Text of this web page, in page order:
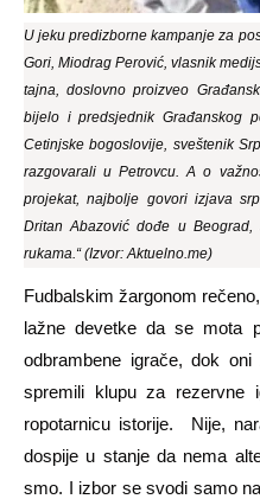
U jeku predizborne kampanje za
Gori, Miodrag Perović, vlasnik
tajna, doslovno proizveo
bijelo i predsjednik Građanskog
Cetinjske bogoslovije, sveštenik
razgovarali u Petrovcu. A o
projekat, najbolje govori izjava
Dritan Abazović dođe u
rukama.“ (Izvor: Aktuelno.me)
Fudbalskim žargonom
lažne devetke da se mota
odbrambene igrače, dok
spremili klupu za rezervne
ropotarnicu istorije. Nije,
dospije u stanje da nema
smo. I izbor se svodi samo